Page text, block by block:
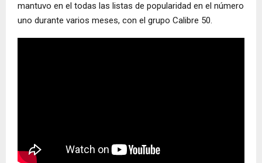
mantuvo en el todas las listas de popularidad en el número
uno durante varios meses, con el grupo Calibre 50.